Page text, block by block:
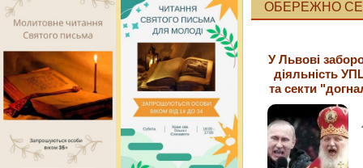
ОБЕРЕЖНО
У Львові
діяльність
та секти